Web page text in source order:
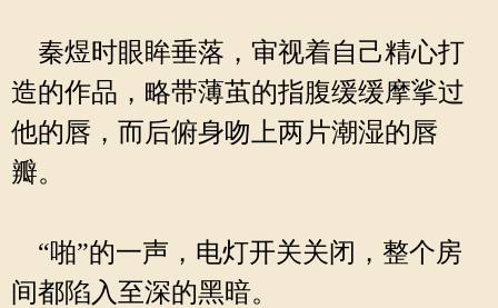
秦煜时眼眸垂落，审视着自己精心打
造的作品，略带薄茧的指腹缓缓摩挲过
他的唇，而后俯身吻上两片潮湿的唇
瓣。
“啪”的一声，电灯开关关闭，整个房
间都陷入至深的黑暗。